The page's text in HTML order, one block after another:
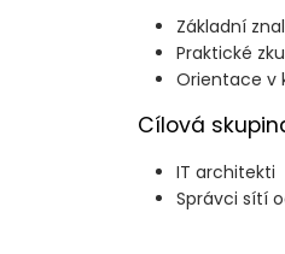
Základní
Praktické
Orientace v
Cílová
IT architekti
Správci sítí